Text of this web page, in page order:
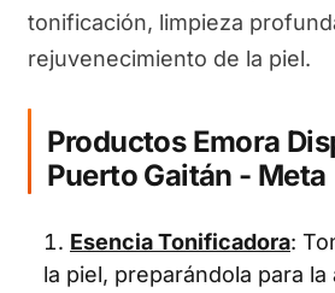
tonificación, limpieza
rejuvenecimiento de la piel.
Productos Emora
Puerto Gaitán - Meta
Esencia Tonificadora:
la piel, preparándola para la